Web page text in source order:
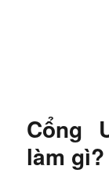
Cổng
làm gì?